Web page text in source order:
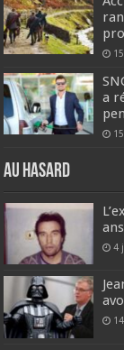
a
Au hasard
4